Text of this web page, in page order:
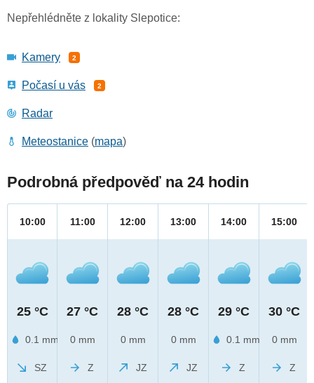
Nepřehlédněte z lokality Slepotice:
Kamery 2
Počasí u vás 2
Radar
Meteostanice (mapa)
Podrobná předpověď na 24 hodin
10:00
25 °C
0.1 mm
SZ
11:00
27 °C
0 mm
Z
12:00
28 °C
0 mm
JZ
13:00
28 °C
0 mm
JZ
14:00
29 °C
0.1 mm
Z
15:00
30 °C
0 mm
Z